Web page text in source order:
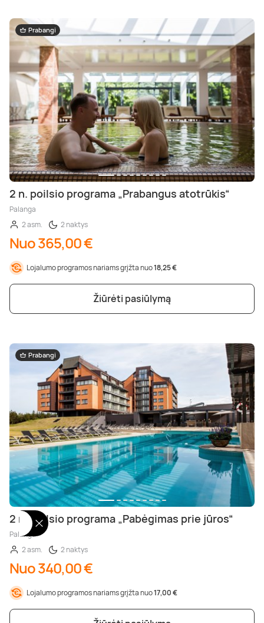
Prabangi
2 n. poilsio programa „Prabangus atotrūkis“
Palanga
2 asm.
2 naktys
Nuo 365,00 €
Lojalumo programos nariams grįžta nuo18,25 €
Žiūrėti pasiūlymą
Prabangi
2 n. poilsio programa „Pabėgimas prie jūros“
Palanga
2 asm.
2 naktys
Nuo 340,00 €
Lojalumo programos nariams grįžta nuo17,00 €